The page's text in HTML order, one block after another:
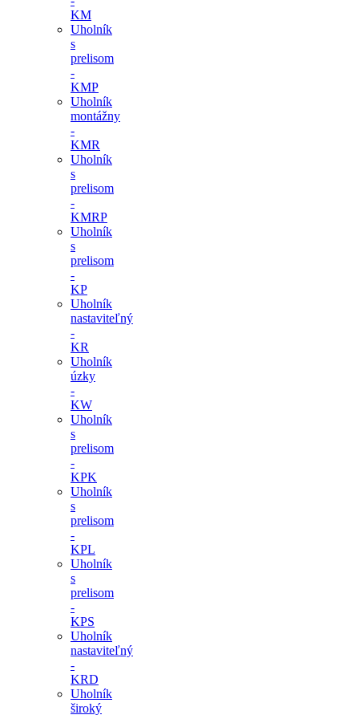
KM
Uholník
s
prelisom
-
KMP
Uholník
montážny
-
KMR
Uholník
s
prelisom
-
KMRP
Uholník
s
prelisom
-
KP
Uholník
nastaviteľný
-
KR
Uholník
úzky
-
KW
Uholník
s
prelisom
-
KPK
Uholník
s
prelisom
-
KPL
Uholník
s
prelisom
-
KPS
Uholník
nastaviteľný
-
KRD
Uholník
široký